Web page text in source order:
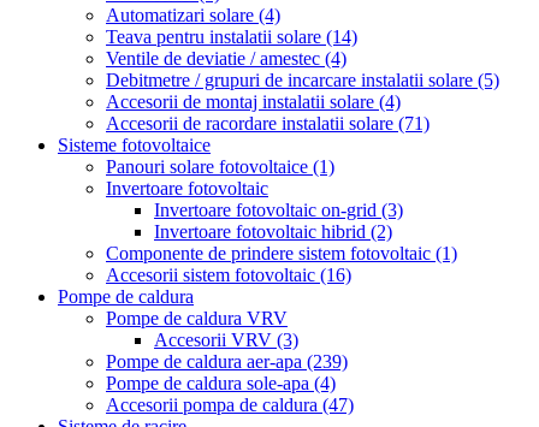
Automatizari solare (4)
Teava pentru instalatii solare (14)
Ventile de deviatie / amestec (4)
Debitmetre / grupuri de incarcare instalatii solare (5)
Accesorii de montaj instalatii solare (4)
Accesorii de racordare instalatii solare (71)
Sisteme fotovoltaice
Panouri solare fotovoltaice (1)
Invertoare fotovoltaic
Invertoare fotovoltaic on-grid (3)
Invertoare fotovoltaic hibrid (2)
Componente de prindere sistem fotovoltaic (1)
Accesorii sistem fotovoltaic (16)
Pompe de caldura
Pompe de caldura VRV
Accesorii VRV (3)
Pompe de caldura aer-apa (239)
Pompe de caldura sole-apa (4)
Accesorii pompa de caldura (47)